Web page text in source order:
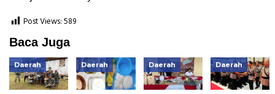
Post Views:589
Baca Juga
Daerah Daerah Daerah Daerah